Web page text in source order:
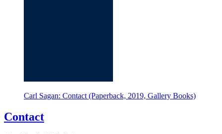
Carl Sagan: Contact (Paperback, 2019, Gallery Books)
Contact